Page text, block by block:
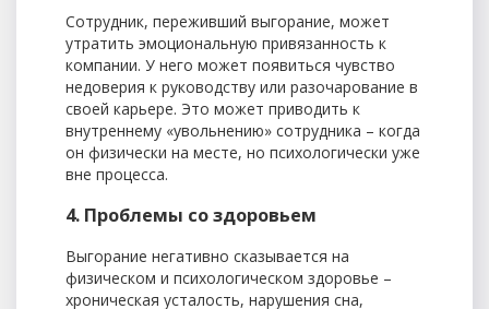
Сотрудник, переживший выгорание, может
утратить эмоциональную привязанность к
компании. У него может появиться чувство
недоверия к руководству или разочарование в
своей карьере. Это может приводить к
внутреннему «увольнению» сотрудника – когда
он физически на месте, но психологически уже
вне процесса.
4. Проблемы со здоровьем
Выгорание негативно сказывается на
физическом и психологическом здоровье –
хроническая усталость, нарушения сна,